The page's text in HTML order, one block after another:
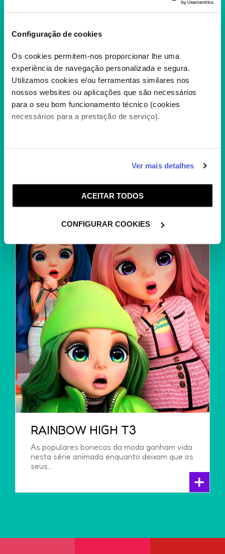
Configuração de cookies
Os cookies permitem-nos proporcionar lhe uma
experiência de navegação personalizada e segura.
Utilizamos cookies e/ou ferramentas similares nos
nossos websites ou aplicações que são necessários
para o seu bom funcionamento técnico (cookies
necessários para a prestação de serviço).
este serviço às suas preferências e apresentar-lhe
funcionalidades (cookies de personalização e
funcionalidade) e adaptar anúncios aos seus interesses
(cookies de publicidade personalizada). Pode gerir a
Cookies".
Ver mais detalhes
ACEITAR TODOS
CONFIGURAR COOKIES
+
RAINBOW HIGH T3
As populares bonecas da moda ganham vida
nesta série animada enquanto deixam que os
seus...
+